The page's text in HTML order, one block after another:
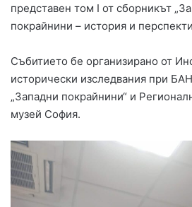
представен том I от сборникът
покрайнини – история и
Събитието бе организирано от
исторически изследвания при
„Западни покрайнини“ и
музей София.